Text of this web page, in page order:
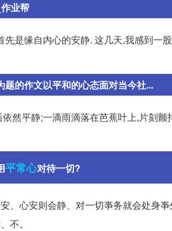
业帮
是缘自内心的安静. 这几天,我感到一
题的作文以平和的心态面对当今社...
然平静;一滴雨滴落在芭蕉叶上,片刻
平常心对待一切?
、心安则会静、对一切亊务就会处身
不。